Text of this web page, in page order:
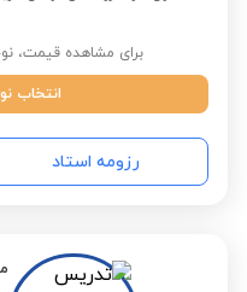
برای مشاهده قیمت،
انتخاب
رزومه استاد